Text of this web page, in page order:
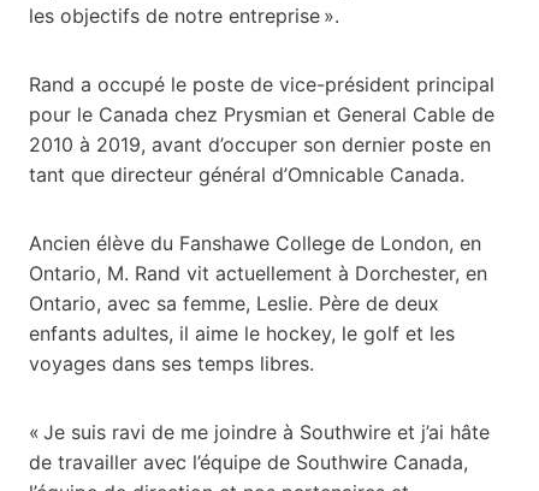
les objectifs de notre entreprise ».
Rand a occupé le poste de vice-président principal
pour le Canada chez Prysmian et General Cable de
2010 à 2019, avant d’occuper son dernier poste en
tant que directeur général d’Omnicable Canada.
Ancien élève du Fanshawe College de London, en
Ontario, M. Rand vit actuellement à Dorchester, en
Ontario, avec sa femme, Leslie. Père de deux
enfants adultes, il aime le hockey, le golf et les
voyages dans ses temps libres.
« Je suis ravi de me joindre à Southwire et j’ai hâte
de travailler avec l’équipe de Southwire Canada,